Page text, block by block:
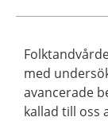
med
avancerade
kallad till oss